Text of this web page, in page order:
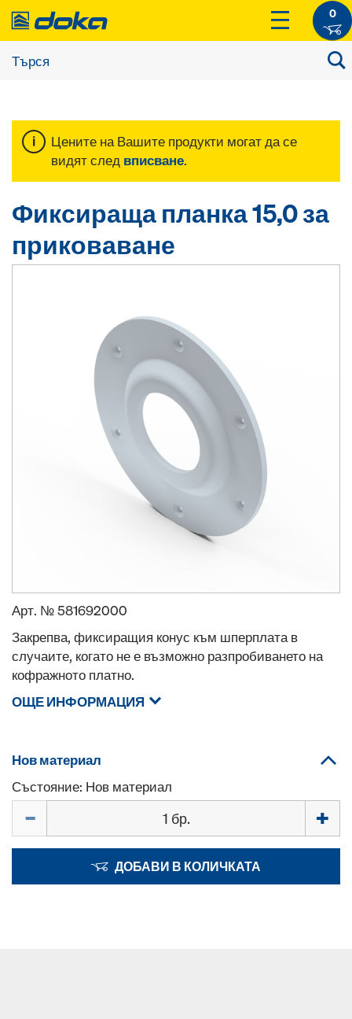
0
Цените на Вашите продукти могат да се
видят след вписване.
Фиксираща планка 15,0 за
приковаване
Арт. №581692000
Закрепва, фиксиращия конус към шперплата в
случаите, когато не е възможно разпробиването на
кофражното платно.
ОЩЕ ИНФОРМАЦИЯ
Нов материал
Състояние: Нов материал
ДОБАВИ В КОЛИЧКАТА